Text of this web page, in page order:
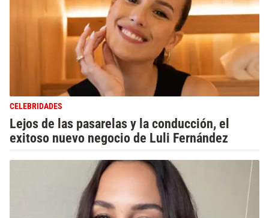
CELEBRIDADES
Lejos de las pasarelas y la conducción, el
exitoso nuevo negocio de Luli Fernández